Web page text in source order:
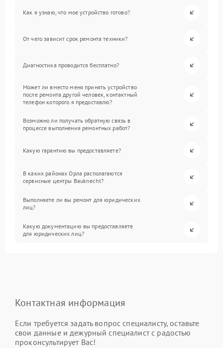
Как я узнаю, что мое устройство готово?
От чего зависит срок ремонта техники?
Диагностика проводится бесплатно?
Может ли вместо меня принять устройство
после ремонта другой человек, контактный
телефон которого я предоставлю?
Возможно ли получать обратную связь в
процессе выполнения ремонтных работ?
Какую гарантию вы предоставляете?
В каких районах Орла располагаются
сервисные центры Bauknecht?
Выполняете ли вы ремонт для юридических
лиц?
Какую документацию вы предоставляете
для юридических лиц?
Контактная информация
Если требуется задать вопрос специалисту, оставьте
свои данные и дежурный специалист с радостью
проконсультирует Вас!